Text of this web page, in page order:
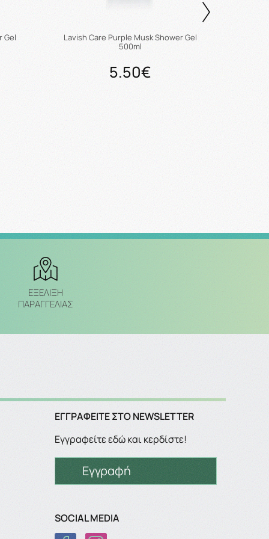
Gel
Lavish Care Purple Musk Shower Gel
500ml
5.50€
ΕΞΈΛΙΞΗ
ΠΑΡΑΓΓΕΛΙΑΣ
ΕΓΓΡΑΦΕΊΤΕ ΣΤΟ NEWSLETTER
Εγγραφείτε εδώ και κερδίστε!
Εγγραφή
SOCIAL MEDIA